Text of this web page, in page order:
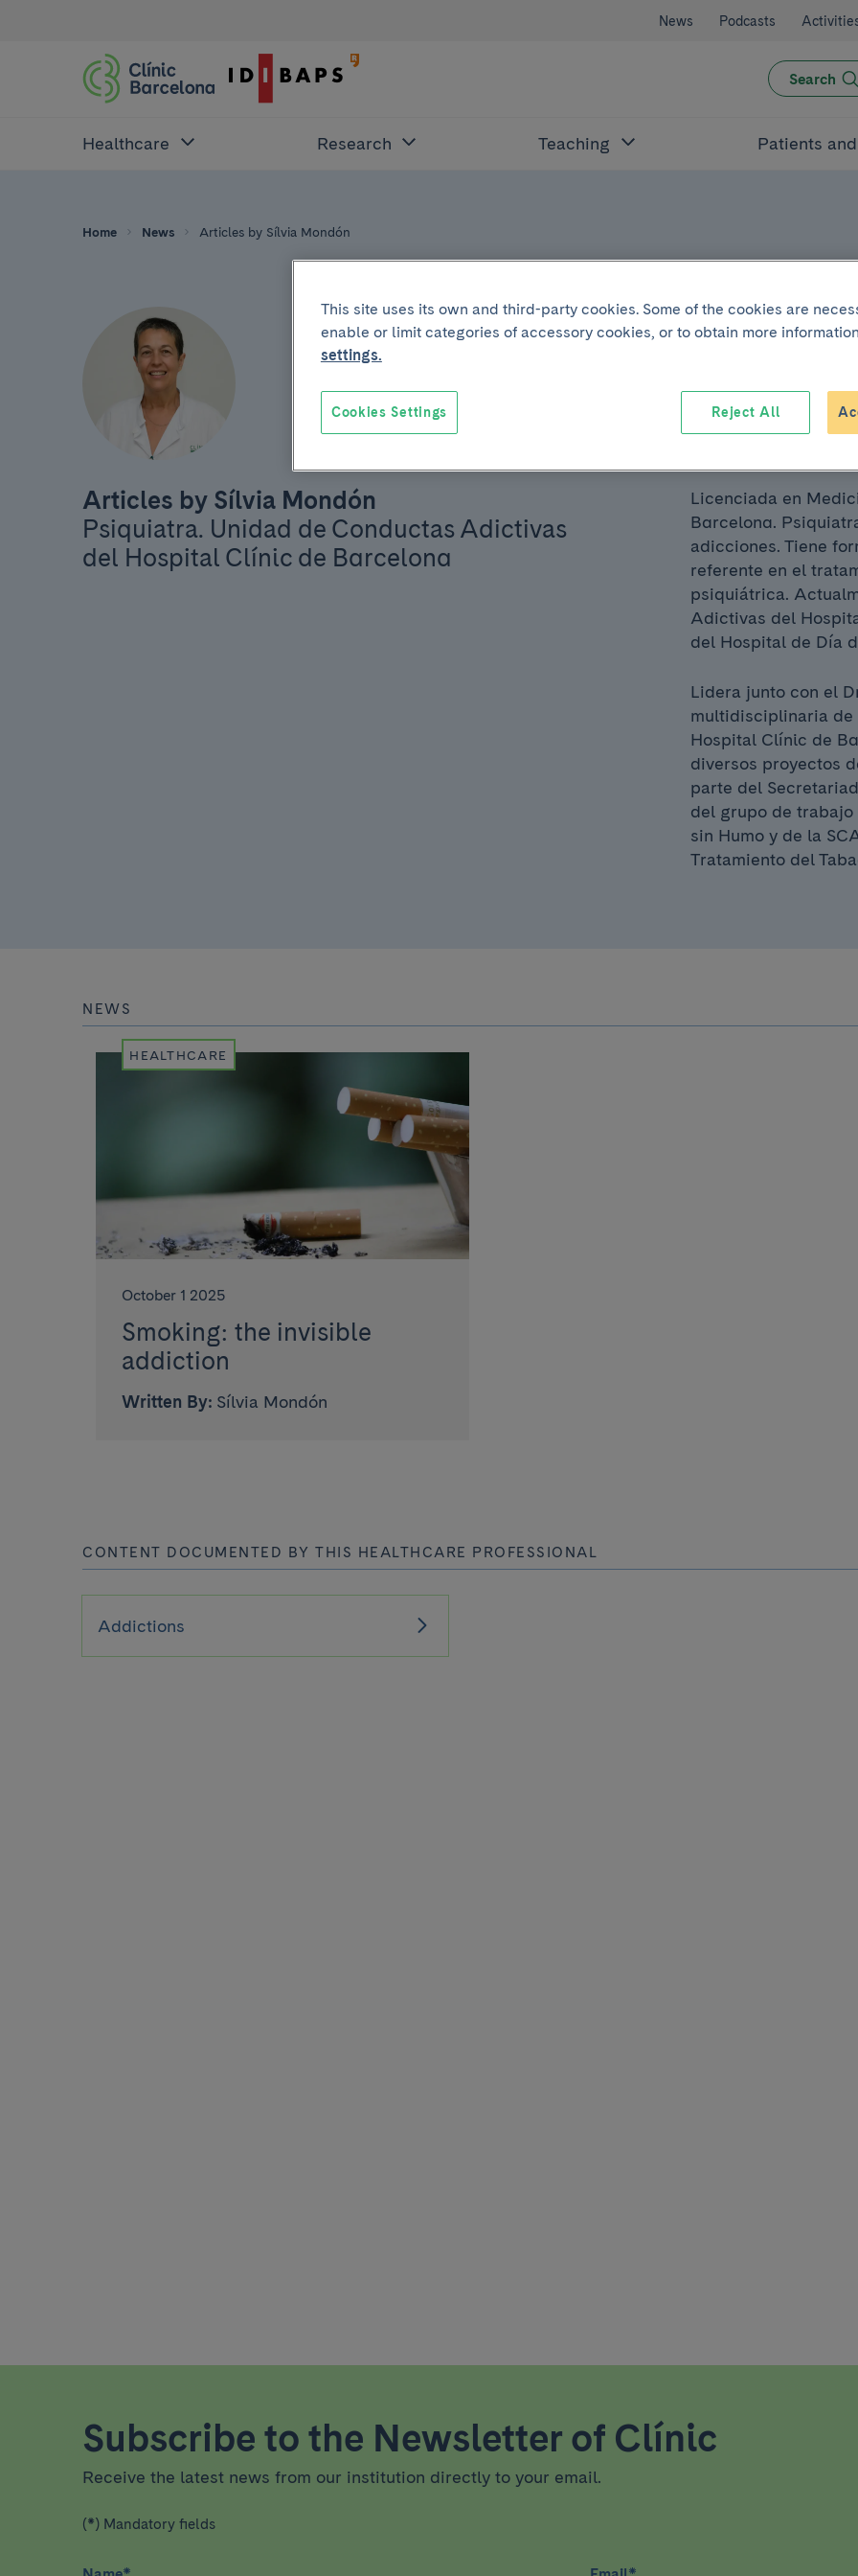
News Podcasts
Search
Healthcare Research Teaching Patients
Home News Articles by Sílvia Mondón
Articles by Sílvia Mondón
Psiquiatra. Unidad de Conductas Adictivas
del Hospital Clínic de Barcelona
Licenciada en
Barcelona.
adicciones. Tiene
referente en el
psiquiátrica.
Adictivas del
del Hospital de Día
Lidera junto con el
multidisciplinaria de
Hospital Clínic de
diversos proyectos
parte del
del grupo de trabajo
sin Humo y de la
Tratamiento del
NEWS
HEALTHCARE
October 1 2025
Smoking: the invisible
addiction
Written By: Sílvia Mondón
CONTENT DOCUMENTED BY THIS HEALTHCARE PROFESSIONAL
Addictions
Subscribe to the Newsletter of Clínic
Receive the latest news from our institution directly to your email.
(*) Mandatory fields
This site uses its own and third-party cookies. Some of the cookies are
enable or limit categories of accessory cookies, or to obtain more
settings.
Reject All
Cookies Settings